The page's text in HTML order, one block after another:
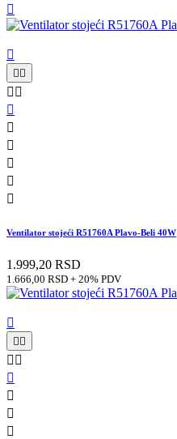



 






Ventilator stojeći R51760A Plavo-Beli 40W
1.999,20 RSD
1.666,00 RSD + 20% PDV


 



